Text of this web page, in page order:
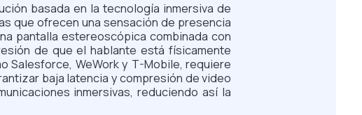
basada en la tecnología inmersiva de
que ofrecen una sensación de presencia
pantalla estereoscópica combinada con
de que el hablante está físicamente
Salesforce, WeWork y T-Mobile, requiere
baja latencia y compresión de video
inmersivas, reduciendo así la